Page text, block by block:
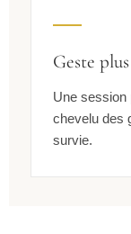
Geste
Une session
chevelu des
survie.